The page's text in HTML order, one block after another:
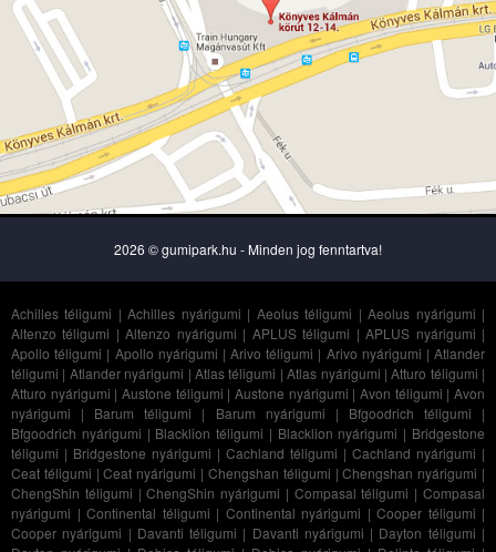
2026 © gumipark.hu - Minden jog fenntartva!
Achilles téligumi |Achilles nyárigumi | Aeolus téligumi |Aeolus nyárigumi |
Altenzo téligumi |Altenzo nyárigumi | APLUS téligumi |APLUS nyárigumi |
Apollo téligumi | Apollo nyárigumi |Arivo téligumi | Arivo nyárigumi |Atlander
téligumi | Atlander nyárigumi | Atlas téligumi |Atlas nyárigumi |Atturo téligumi |
Atturo nyárigumi |Austone téligumi |Austone nyárigumi |Avon téligumi |Avon
nyárigumi | Barum téligumi | Barum nyárigumi | Bfgoodrich téligumi |
Bfgoodrich nyárigumi | Blacklion téligumi | Blacklion nyárigumi | Bridgestone
téligumi | Bridgestone nyárigumi | Cachland téligumi | Cachland nyárigumi |
Ceat téligumi |Ceat nyárigumi | Chengshan téligumi |Chengshan nyárigumi |
ChengShin téligumi |ChengShin nyárigumi | Compasal téligumi |Compasal
nyárigumi | Continental téligumi | Continental nyárigumi | Cooper téligumi |
Cooper nyárigumi | Davanti téligumi | Davanti nyárigumi | Dayton téligumi |